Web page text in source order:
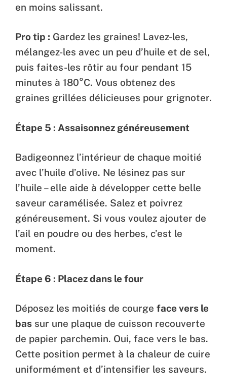
en moins salissant.
Pro tip : Gardez les graines! Lavez-les,
mélangez-les avec un peu d’huile et de sel,
puis faites-les rôtir au four pendant 15
minutes à 180°C. Vous obtenez des
graines grillées délicieuses pour grignoter.
Étape 5 : Assaisonnez généreusement
Badigeonnez l’intérieur de chaque moitié
avec l’huile d’olive. Ne lésinez pas sur
l’huile – elle aide à développer cette belle
saveur caramélisée. Salez et poivrez
généreusement. Si vous voulez ajouter de
l’ail en poudre ou des herbes, c’est le
moment.
Étape 6 : Placez dans le four
Déposez les moitiés de courge face vers le
bas sur une plaque de cuisson recouverte
de papier parchemin. Oui, face vers le bas.
Cette position permet à la chaleur de cuire
uniformément et d’intensifier les saveurs.